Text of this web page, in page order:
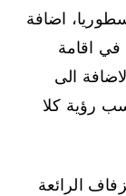
اضافة
اقامة
الى
رؤية كلا
الرائعة